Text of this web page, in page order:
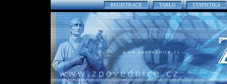
REGISTRACE TABLO STATISTIKA